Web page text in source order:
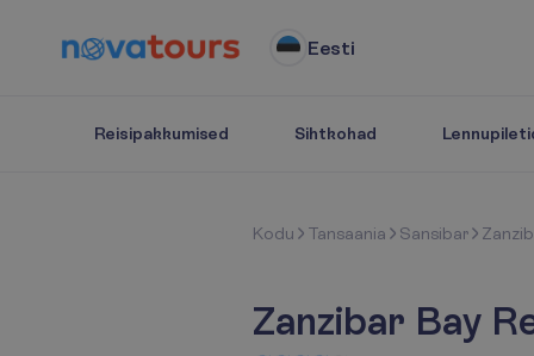
Eesti
Reisipakkumised Sihtkohad
Kodu Tansaania Sansibar
Zanzibar Bay